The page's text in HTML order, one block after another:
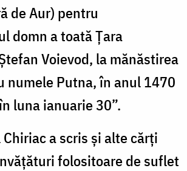
de Aur) pentru
domn a toată Ţara
Voievod, la mănăstirea
numele Putna, în anul 1470
luna ianuarie 30”.
a scris şi alte cărţi
folositoare de suflet